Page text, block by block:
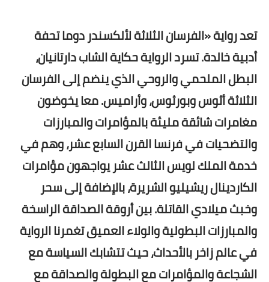
تعد رواية «الفرسان الثلاثة لألكسندر دوما تحفة
أدبية خالدة. تسرد الرواية حكاية الشاب دارتانيان،
البطل الملحمي والروحي الذي ينضم إلى الفرسان
الثلاثة أثوس وبورثوس، وأراميس. معا يخوضون
مغامرات شائقة مليئة بالمؤامرات والمبارزات
والتضحيات في فرنسا القرن السابع عشر، وهم في
خدمة الملك لويس الثالث عشر يواجهون مؤامرات
الكاردينال ريشيليو الشريرة، بالإضافة إلى سحر
وخبث ميلادي القاتلة. بين أروقة الصداقة الراسخة
والمبارزات البطولية والولاء العميق تغمرنا الرواية
في عالم زاخر بالأحداث، حيث تتشابك السياسة مع
الشجاعة والمؤامرات مع البطولة والصداقة مع